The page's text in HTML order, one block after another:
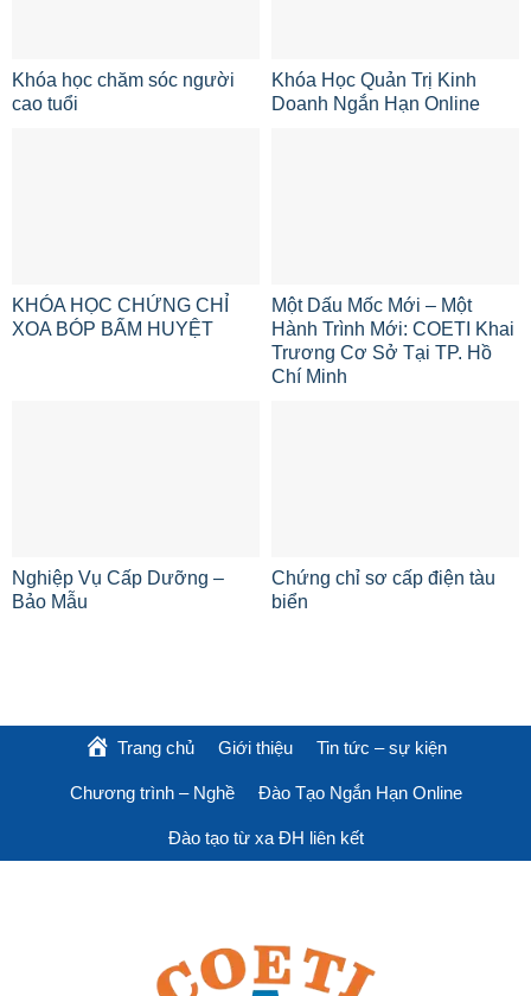
Khóa học chăm sóc người
cao tuổi
Khóa Học Quản Trị Kinh
Doanh Ngắn Hạn Online
KHÓA HỌC CHỨNG CHỈ
XOA BÓP BẤM HUYỆT
Một Dấu Mốc Mới – Một
Hành Trình Mới: COETI Khai
Trương Cơ Sở Tại TP. Hồ
Chí Minh
Nghiệp Vụ Cấp Dưỡng –
Bảo Mẫu
Chứng chỉ sơ cấp điện tàu
biển
Trang chủ Giới thiệu Tin tức – sự kiện
Chương trình – Nghề Đào Tạo Ngắn Hạn Online
Đào tạo từ xa ĐH liên kết